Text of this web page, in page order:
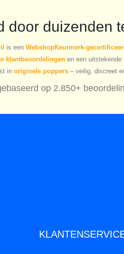
door duizenden
is een WebshopKeurmerk-
klantbeoordelingen en een uitstekende
in originele poppers – veilig, discreet
op 2.850+